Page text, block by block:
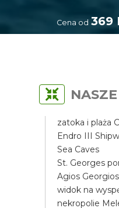
Cena od 369
zatoka i plaża
Endro III
Sea Caves
St. Georges
Agios
widok na
nekropolie